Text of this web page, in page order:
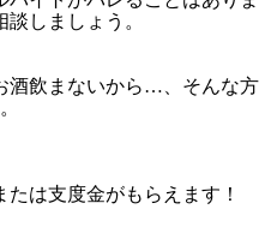
しましょう。
酒飲まないから…、そんな方
は支度金がもらえます！